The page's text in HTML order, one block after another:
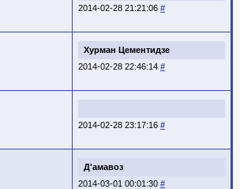
2014-02-28 21:21:06 #
Хурман Цементидзе
2014-02-28 22:46:14 #
2014-02-28 23:17:16 #
Д'амавоз
2014-03-01 00:01:30 #